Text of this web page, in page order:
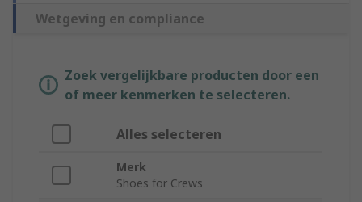
Wetgeving en compliance
Zoek vergelijkbare producten door een
of meer kenmerken te selecteren.
Alles selecteren
Merk
Shoes for Crews